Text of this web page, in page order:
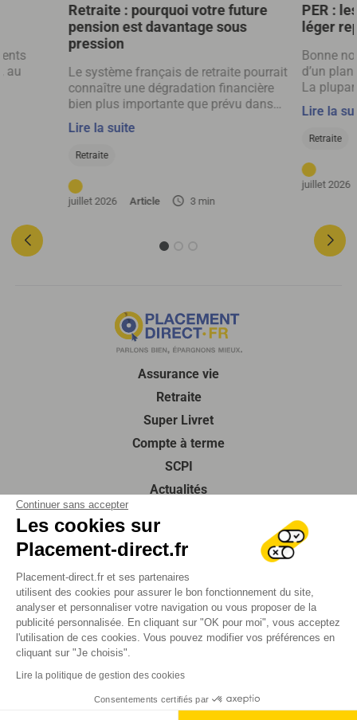
Continuer sans accepter
Les cookies sur
Placement-direct.fr
Placement-direct.fr et ses partenaires
utilisent des cookies pour assurer le bon fonctionnement du site,
analyser et personnaliser votre navigation ou vous proposer de la
publicité personnalisée. En cliquant sur "OK pour moi", vous acceptez
l'utilisation de ces cookies. Vous pouvez modifier vos préférences en
cliquant sur "Je choisis".
Lire la politique de gestion des cookies
Consentements certifiés par
au
Retraite : pourquoi votre future
pension est davantage sous
pression
Le système français de retraite pourrait
connaître une dégradation financière
bien plus importante que prévu dans
les prochaines décennies, selon les
nouvelles projections du Conseil
d’orientation des retraites.
Lire la suite
Retraite
juillet 2026 Article 3 min
PER :
léger
Bonne
d’un
La
selon un
Lire la
Retraite
juillet 2026
Assurance vie
Retraite
Super Livret
Compte à terme
SCPI
Actualités
Guides de l’épargne
À propos de nous
Contactez-nous
Foire aux questions
SUIVEZ-NOUS
Protection des données
Plan du site
2026 Tous droits réservés